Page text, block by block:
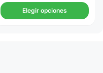
Elegir opciones